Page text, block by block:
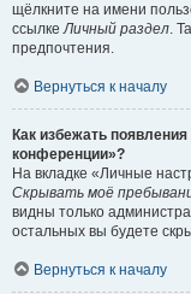
щёлкните на имени
ссылкеЛичный раздел.
предпочтения.
Вернуться к началу
Как избежать
конференции»?
На вкладке «Личные
Скрывать моё
видны только
остальных вы будете
Вернуться к началу